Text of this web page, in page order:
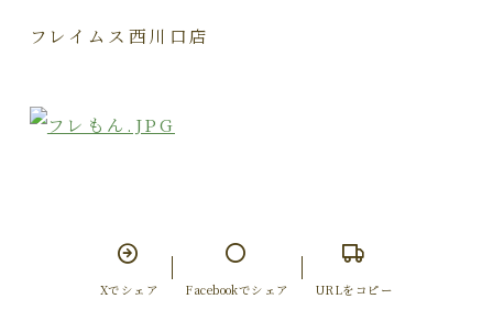
フレイムス西川口店
Xでシェア Facebookでシェア URLをコピー